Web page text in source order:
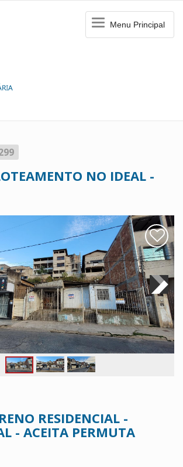
MenuMenu Principal
NO IDEAL -
RESIDENCIAL -
- ACEITA PERMUTA